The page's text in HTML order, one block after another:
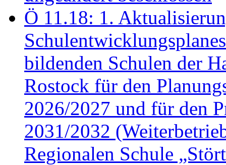
Ö 11.18: 1.
bildenden Schulen der
Rostock für den
2026/2027 und für den
2031/2032
Regionalen Schule